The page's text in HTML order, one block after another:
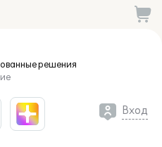
решения
Вход